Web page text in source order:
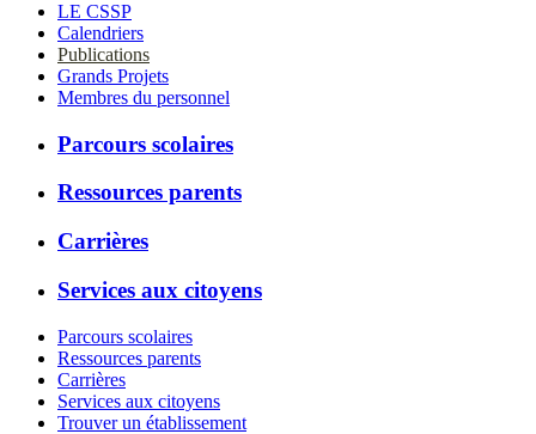
LE CSSP
Calendriers
Publications
Grands Projets
Membres du personnel
Parcours scolaires
Ressources parents
Carrières
Services aux citoyens
Parcours scolaires
Ressources parents
Carrières
Services aux citoyens
Trouver un établissement